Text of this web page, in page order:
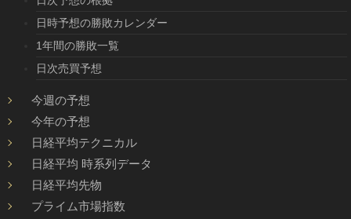
日時予想の勝敗カレンダー
1年間の勝敗一覧
日次売買予想
今週の予想
今年の予想
日経平均テクニカル
日経平均 時系列データ
日経平均先物
プライム市場指数